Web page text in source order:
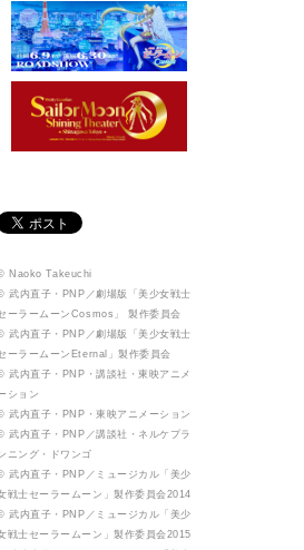
Naoko Takeuchi
武内直子・PNP／劇場版「美少女戦士
ーラームーンCosmos」 製作委員会
武内直子・PNP／劇場版「美少女戦士
ーラームーンEternal」製作委員会
武内直子・PNP・講談社・東映アニメ
ション
武内直子・PNP・東映アニメーション
武内直子・PNP／講談社・ネルケプラ
ニング・ドワンゴ
武内直子・PNP／ミュージカル「美少
戦士セーラームーン」製作委員会2014
武内直子・PNP／ミュージカル「美少
戦士セーラームーン」製作委員会2015